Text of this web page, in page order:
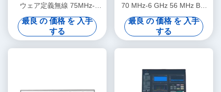
ウェア定義無線 75MHz-
6GHz 450MHz TX BW
最良 の 価格 を 入手
する
70 MHz-6 GHz 56 MHz BW
各2チャンネル 4 × PCIE BUS
2 × USB 3.0 i7 プロセッサ
USRP 統合ソフトウェア定義
無線機
最良 の 価格 を 入手
する